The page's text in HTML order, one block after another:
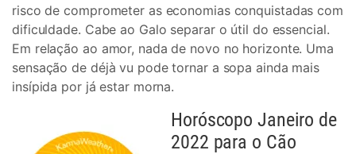
risco de comprometer as economias conquistadas com
dificuldade. Cabe ao Galo separar o útil do essencial.
Em relação ao amor, nada de novo no horizonte. Uma
sensação de déjà vu pode tornar a sopa ainda mais
insípida por já estar morna.
Horóscopo Janeiro de
2022 para o Cão